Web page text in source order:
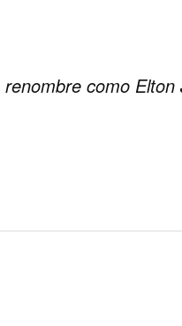
como